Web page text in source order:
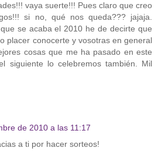
vaya suerte!!! Pues claro que creo
si no, qué nos queda??? jajaja.
se acaba el 2010 he de decirte que
placer conocerte y vosotras en general
cosas que me ha pasado en este
siguiente lo celebremos también. Mil
de 2010 a las 11:17
a ti por hacer sorteos!